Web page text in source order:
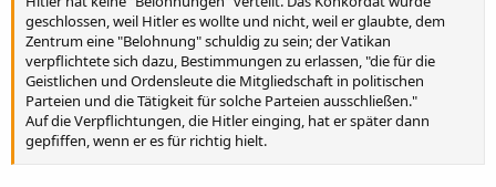
März nach Dachau verbracht.
geschlossen, weil Hitler es wollte und nicht, weil er glaubte, dem
Zentrum eine "Belohnung" schuldig zu sein; der Vatikan
verpflichtete sich dazu, Bestimmungen zu erlassen, "die für die
Geistlichen und Ordensleute die Mitgliedschaft in politischen
Parteien und die Tätigkeit für solche Parteien ausschließen."
Auf die Verpflichtungen, die Hitler einging, hat er später dann
gepfiffen, wenn er es für richtig hielt.